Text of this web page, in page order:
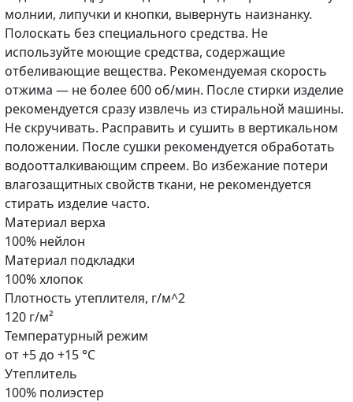
молнии, липучки и кнопки, вывернуть наизнанку.
Полоскать без специального средства. Не
используйте моющие средства, содержащие
отбеливающие вещества. Рекомендуемая скорость
отжима — не более 600 об/мин. После стирки изделие
рекомендуется сразу извлечь из стиральной машины.
Не скручивать. Расправить и сушить в вертикальном
положении. После сушки рекомендуется обработать
водоотталкивающим спреем. Во избежание потери
влагозащитных свойств ткани, не рекомендуется
стирать изделие часто.
Материал верха
100% нейлон
Материал подкладки
100% хлопок
Плотность утеплителя, г/м^2
120 г/м²
Температурный режим
от +5 до +15 °C
Утеплитель
100% полиэстер